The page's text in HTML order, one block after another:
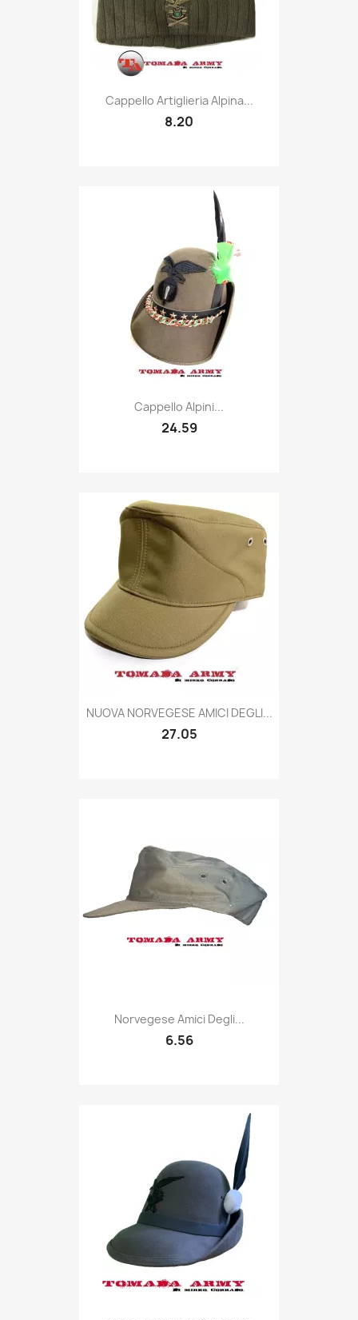
 Quick view
Cappello Artiglieria Alpina...
8.20
Quick view
Cappello Alpini...
24.59
Quick view
NUOVA NORVEGESE AMICI DEGLI...
27.05
Quick view
Norvegese Amici Degli...
6.56